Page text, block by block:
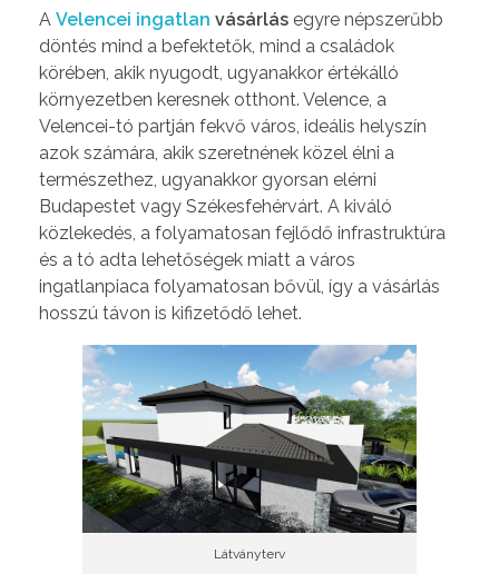
A Velencei ingatlan vásárlás egyre népszerűbb
döntés mind a befektetők, mind a családok
körében, akik nyugodt, ugyanakkor értékálló
környezetben keresnek otthont. Velence, a
Velencei-tó partján fekvő város, ideális helyszín
azok számára, akik szeretnének közel élni a
természethez, ugyanakkor gyorsan elérni
Budapestet vagy Székesfehérvárt. A kiváló
közlekedés, a folyamatosan fejlődő infrastruktúra
és a tó adta lehetőségek miatt a város
ingatlanpiaca folyamatosan bővül, így a vásárlás
hosszú távon is kifizetődő lehet.
Látványterv